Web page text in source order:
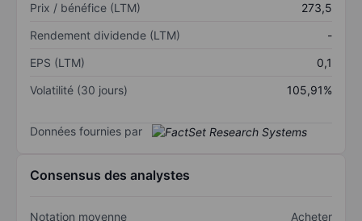
Prix / bénéfice (LTM)
273,5
Rendement dividende (LTM)
-
EPS (LTM)
0,1
Volatilité (30 jours)
105,91%
Données fournies par
Consensus des analystes
Notation moyenne Acheter